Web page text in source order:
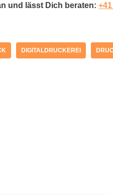
und lässt Dich beraten:
DIGITALDRUCKEREI